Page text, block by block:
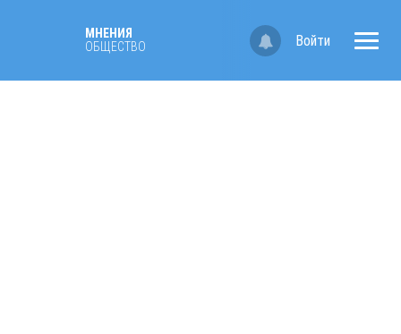
МНЕНИЯ
ОБЩЕСТВО
Войти